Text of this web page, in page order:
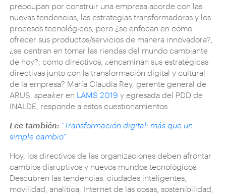
preocupan por construir una empresa acorde con las
nuevas tendencias, las estrategias transformadoras y los
procesos tecnológicos, pero ¿se enfocan en cómo
ofrecer sus productos/servicios de manera innovadora?,
¿se centran en tomar las riendas del mundo cambiante
de hoy?; como directivos, ¿encaminan sus estratégicas
directivas junto con la transformación digital y cultural
de la empresa? María Claudia Rey, gerente general de
ARUS,speaker en LAMS 2019 y egresada del PDD de
INALDE, responde a estos cuestionamientos.
Lee también: "Transformación digital: más que un
simple cambio"
Hoy, los directivos de las organizaciones deben afrontar
cambios disruptivos y nuevos mundos tecnológicos.
Descubren las tendencias: ciudades inteligentes,
movilidad, analítica, Internet de las cosas, sostenibilidad,